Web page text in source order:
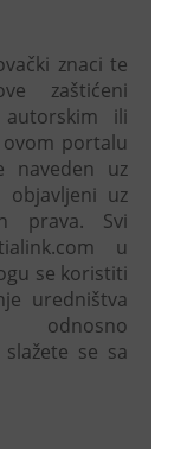
znaci te
zaštićeni
ili
portalu
naveden uz
uz
prava. Svi
u
se koristiti
uredništva
se sa